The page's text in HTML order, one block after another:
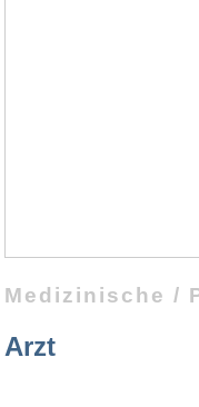
Medizinische /
Arzt